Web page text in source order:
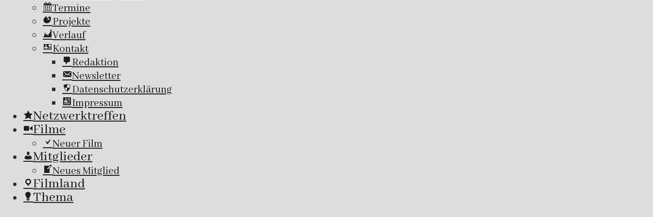
Termine
Projekte
Verlauf
Kontakt
Redaktion
Newsletter
Datenschutzerklärung
Impressum
Netzwerktreffen
Filme
Neuer Film
Mitglieder
Neues Mitglied
Filmland
Thema